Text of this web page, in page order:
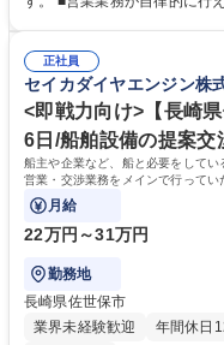
募集職種 東京営業所【営業職
する世界最高水準の船舶エン
ス事業/部品・舟艇・関連機
000馬力の舶用エンジン分野
安定した経営基盤のもと,堅実な成長を
大学院 大学 高専 短大 専修
正社員
セイカダイヤエンジン株
<即戦力向け>【長崎
6日/船舶設備の提案交
船主や企業など、船と必要をしてい
営業・交渉業務をメインで行ってい
務全般】
月給
22万円～31万円
勤務地
長崎県佐世保市
業界未経験歓迎
年間休日